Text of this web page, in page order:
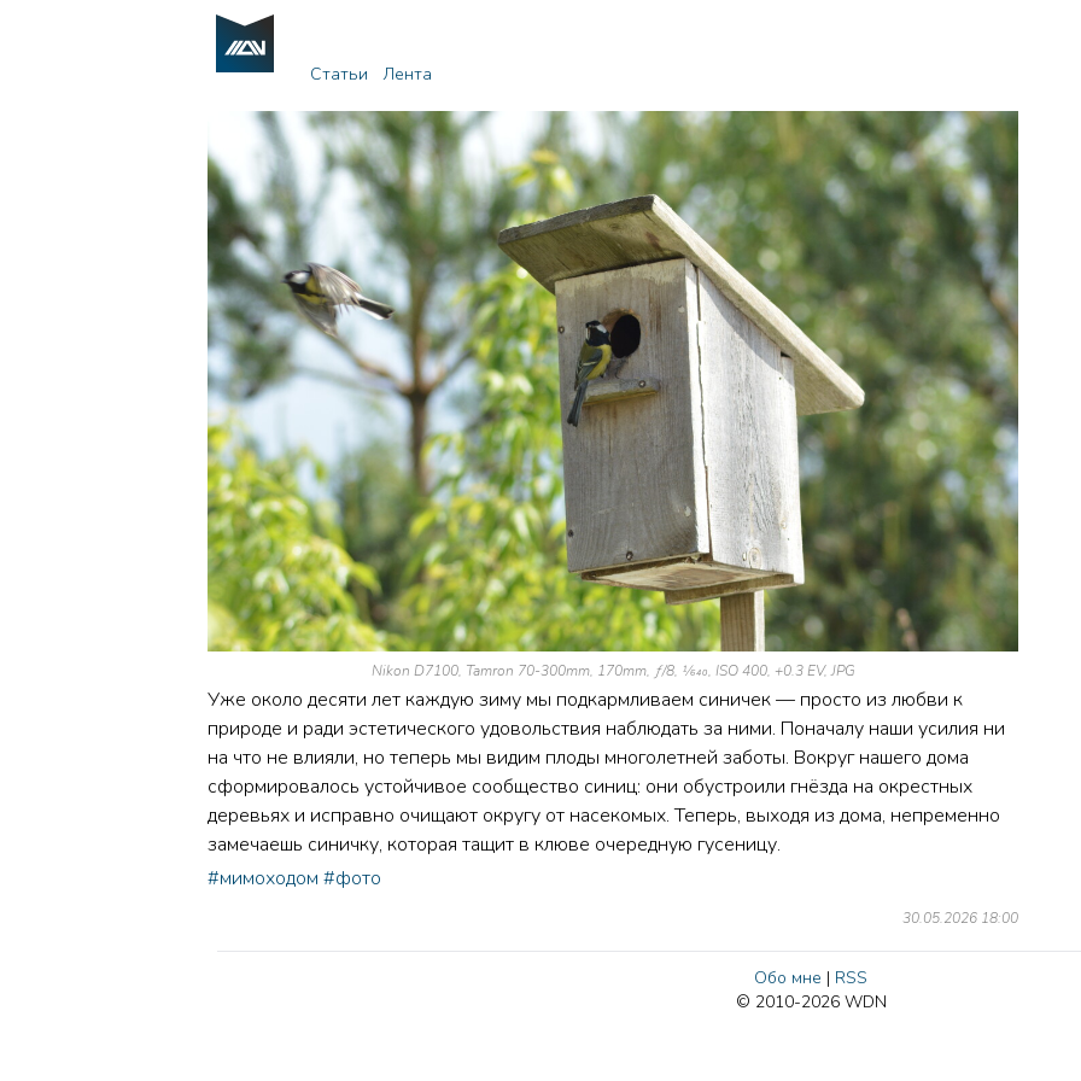
Статьи
Лента
Nikon D7100, Tamron 70-300mm, 170mm, ƒ/8, 1⁄640, ISO 400, +0.3 EV, JPG
Уже около десяти лет каждую зиму мы подкармливаем синичек — просто из любви к
природе и ради эстетического удовольствия наблюдать за ними. Поначалу наши усилия ни
на что не влияли, но теперь мы видим плоды многолетней заботы. Вокруг нашего дома
сформировалось устойчивое сообщество синиц: они обустроили гнёзда на окрестных
деревьях и исправно очищают округу от насекомых. Теперь, выходя из дома, непременно
замечаешь синичку, которая тащит в клюве очередную гусеницу.
#мимоходом #фото
30.05.2026 18:00
Обо мне | RSS
© 2010-2026 WDN